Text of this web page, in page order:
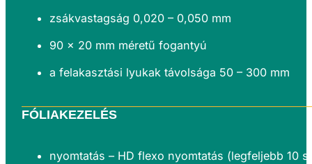
zsákvastagság 0,020 – 0,050 mm
90 × 20 mm méretű fogantyú
a felakasztási lyukak távolsága 50 – 300 mm
FÓLIAKEZELÉS
nyomtatás – HD flexo nyomtatás (legfeljebb 10